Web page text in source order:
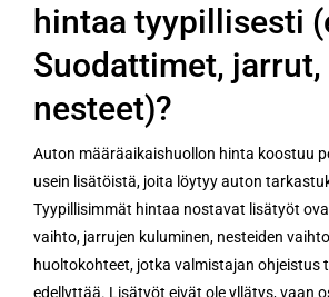
hintaa tyypillisesti
Suodattimet, jarrut,
nesteet)?
Auton määräaikaishuollon hinta koostuu
usein lisätöistä, joita löytyy auton
Tyypillisimmät hintaa nostavat lisätyöt
vaihto, jarrujen kuluminen, nesteiden
huoltokohteet, jotka valmistajan ohjeistus
edellyttää. Lisätyöt eivät ole yllätys, vaan